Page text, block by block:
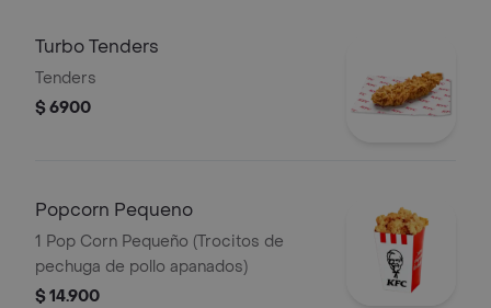
Turbo Tenders
Tenders
$ 6900
Popcorn Pequeno
1 Pop Corn Pequeño (Trocitos de
pechuga de pollo apanados)
$ 14.900